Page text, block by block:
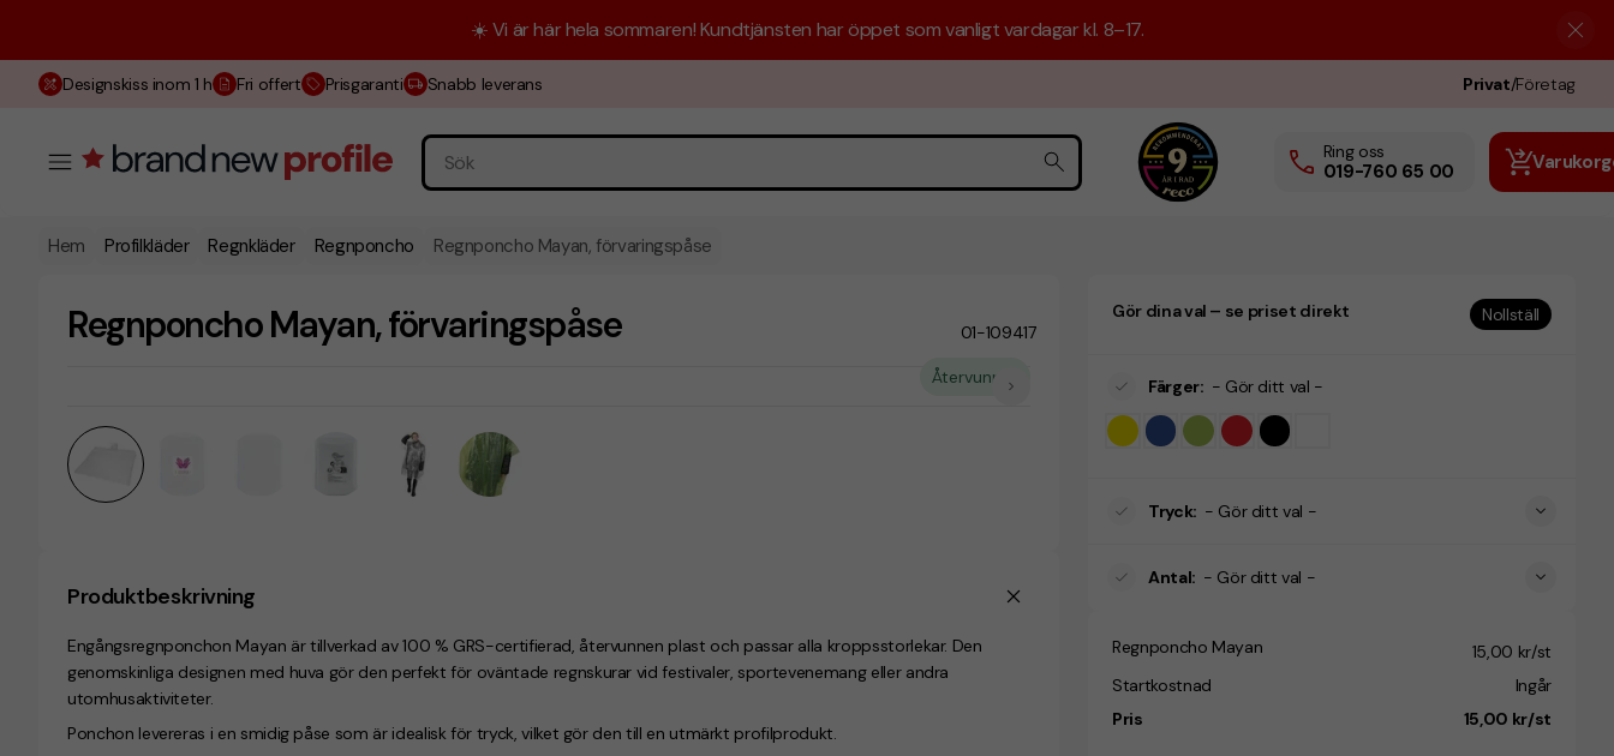
☀️ Vi är här hela sommaren! Kundtjänsten har öppet som vanligt vardagar kl. 8–17.
Designskiss inom 1 h Fri offert Prisgaranti Snabb leverans Privat/Företag
Ring oss
019-760 65 00
Hem Profilkläder Regnkläder Regnponcho Regnponcho Mayan, förvaringspåse
Regnponcho Mayan, förvaringspåse 01-109417
Återvunnet
Produktbeskrivning
Engångsregnponchon Mayan är tillverkad av 100 % GRS-certifierad, återvunnen plast och passar alla kroppsstorlekar. Den
genomskinliga designen med huva gör den perfekt för oväntade regnskurar vid festivaler, sportevenemang eller andra
utomhusaktiviteter.
Ponchon levereras i en smidig påse som är idealisk för tryck, vilket gör den till en utmärkt profilprodukt.
Gör dina val – se priset direkt Nollställ
Färger: - Gör ditt val -
Tryck: - Gör ditt val -
Antal: - Gör ditt val -
Regnponcho Mayan
15,00 kr/st
Startkostnad
Ingår
Pris
15,00 kr/st